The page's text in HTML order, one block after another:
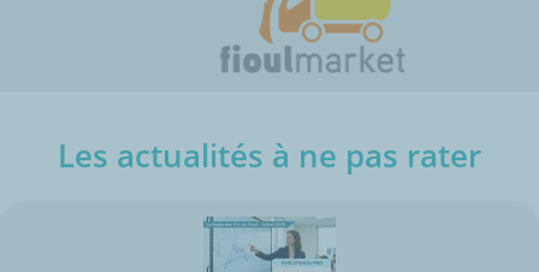
Les actualités à ne pas rater